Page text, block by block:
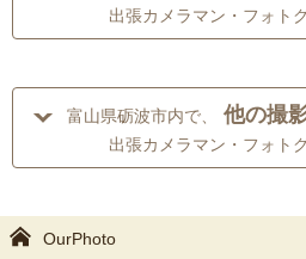
出張カメラマン・フォト
富山県砺波市内で、 他の撮
出張カメラマン・フォト
OurPhoto